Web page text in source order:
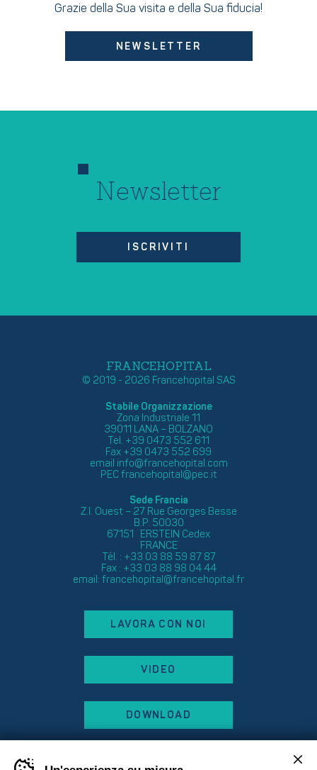
Grazie della Sua visita e della Sua fiducia!
NEWSLETTER
Newsletter
ISCRIVITI
FRANCEHOPITAL
© 2019 - 2026 Francehopital SAS
Stabile Organizzazione
Zona Industriale 11
39011 LANA – BOLZANO
Tel. +39 0473 552 611
Fax +39 0473 552 699
email info@francehopital.com
PECfrancehopital@pec.it
Sede Francia
Z.I. Ouest – 27 Rue Georges Besse
B.P. 50030
67151 ERSTEIN Cedex
FRANCE
Tél. : +33 03 88 59 87 87
Fax : +33 03 88 98 04 44
email: francehopital@francehopital.fr
LAVORA CON NOI
VIDEO
DOWNLOAD